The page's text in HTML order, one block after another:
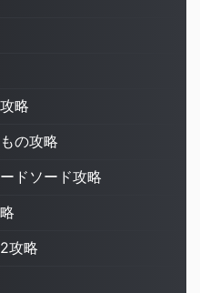
略
の攻略
ドソード攻略
攻略